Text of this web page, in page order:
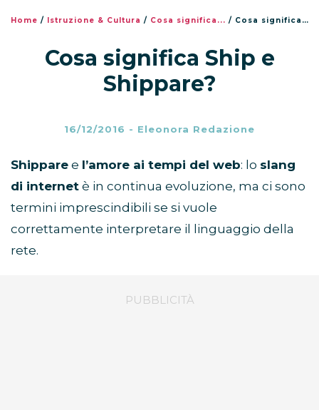
Home / Istruzione & Cultura / Cosa significa... / Cosa significa Ship e Shippare?
Cosa significa Ship e
Shippare?
16/12/2016 - Eleonora Redazione
Shippare e l’amore ai tempi del web: lo slang
di internet è in continua evoluzione, ma ci sono
termini imprescindibili se si vuole
correttamente interpretare il linguaggio della
rete.